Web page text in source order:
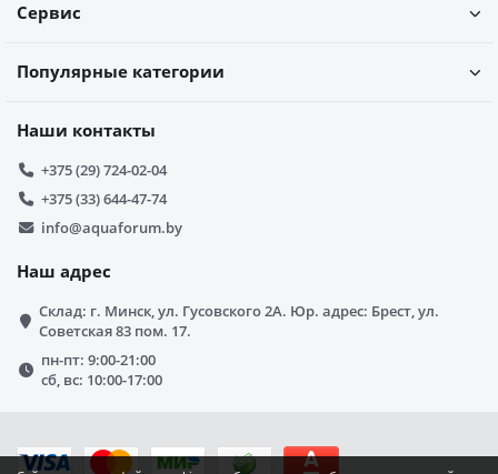
Сервис
Популярные категории
Наши контакты
+375 (29) 724-02-04
+375 (33) 644-47-74
info@aquaforum.by
Наш адрес
Склад: г. Минск, ул. Гусовского 2А. Юр. адрес: Брест, ул.
Советская 83 пом. 17.
пн-пт: 9:00-21:00
сб, вс: 10:00-17:00